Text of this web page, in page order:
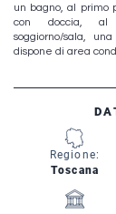
un bagno, al primo
con doccia, al
soggiorno/sala,
dispone di area
Regione:
Toscana